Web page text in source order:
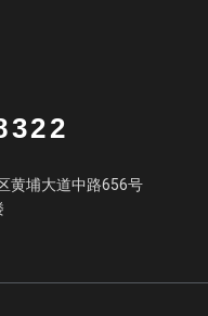
黄埔大道中路656号